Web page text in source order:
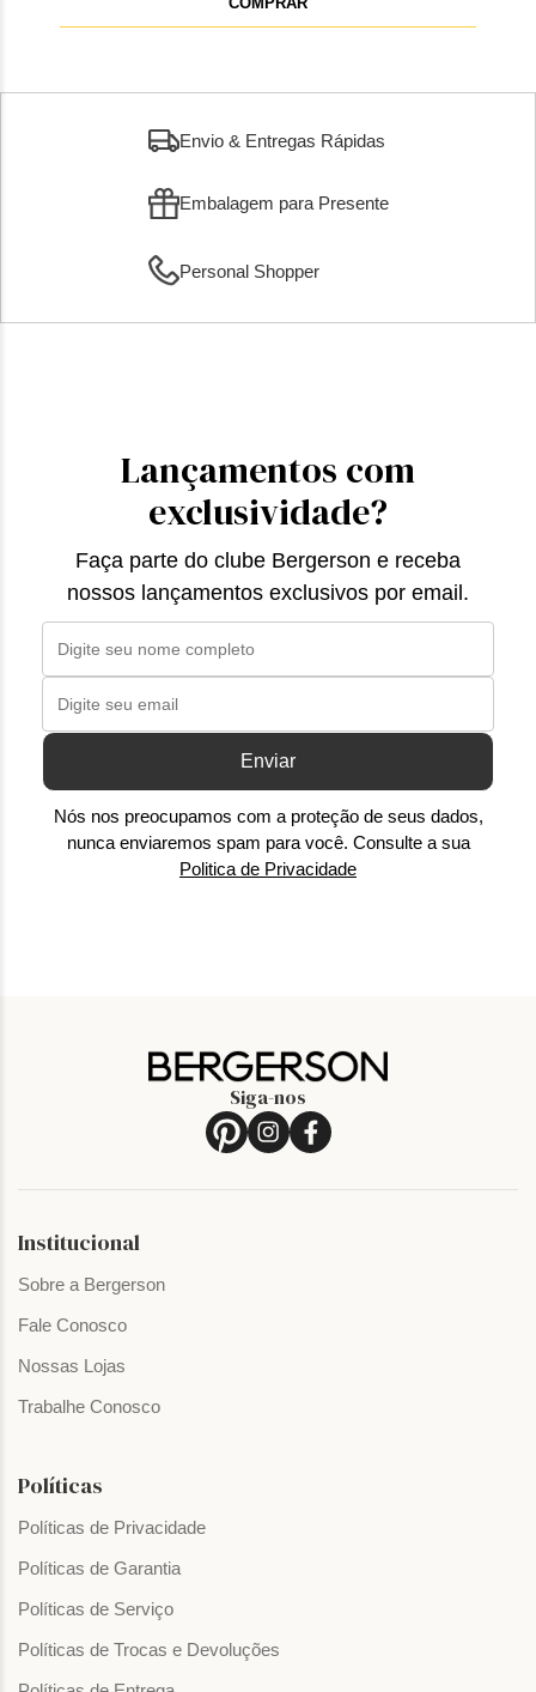
Envio & Entregas Rápidas
Embalagem para Presente
Personal Shopper
Lançamentos com
exclusividade?
Faça parte do clube Bergerson e receba
nossos lançamentos exclusivos por email.
Enviar
Nós nos preocupamos com a proteção de seus dados,
nunca enviaremos spam para você. Consulte a sua
Politica de Privacidade
Siga-nos
Institucional
Sobre a Bergerson
Fale Conosco
Nossas Lojas
Trabalhe Conosco
Políticas
Políticas de Privacidade
Políticas de Garantia
Políticas de Serviço
Políticas de Trocas e Devoluções